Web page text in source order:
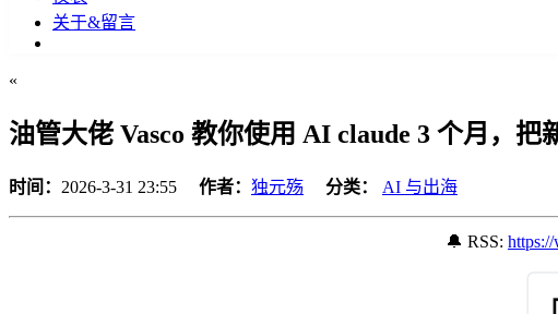
关于&留言
«
油管大佬 Vasco 教你使用 AI claude 3 个月，把
时间： 2026-3-31 23:55 作者： 独元殇 分类： AI 与出海
🔔 RSS: